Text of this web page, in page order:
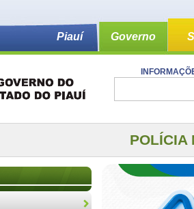
Piauí Governo
POLÍCIA